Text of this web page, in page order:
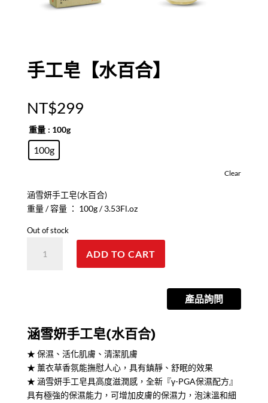
手工皂【水百合】
NT$299
重量 : 100g
100g
Clear
涵雪妍手工皂(水百合)
重量 / 容量 ： 100g / 3.53Fl.oz
Out of stock
quantity
ADD TO CART
產品詢問
涵雪妍手工皂(水百合)
★ 保濕、活化肌膚、清潔肌膚
★ 薰衣草香氛能撫慰人心，具有鎮靜、舒眠的效果
★ 涵雪妍手工皂具高度滋潤感，全新『γ-PGA保濕配方』
具有極強的保濕能力，可增加皮膚的保濕力，泡沫溫和細